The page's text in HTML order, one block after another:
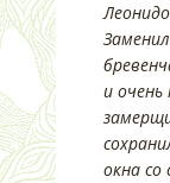
и
окна со